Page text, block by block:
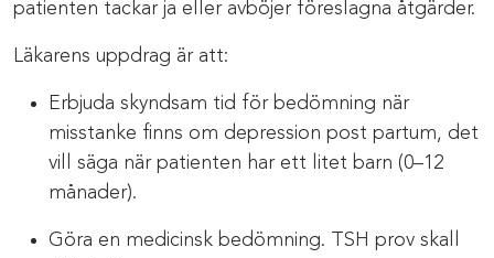
patienten tackar ja eller avböjer föreslagna åtgärder.
Läkarens uppdrag är att:
Erbjuda skyndsam tid för bedömning när
misstanke finns om depression post partum, det
vill säga när patienten har ett litet barn (0–12
månader).
Göra en medicinsk bedömning. TSH prov skall